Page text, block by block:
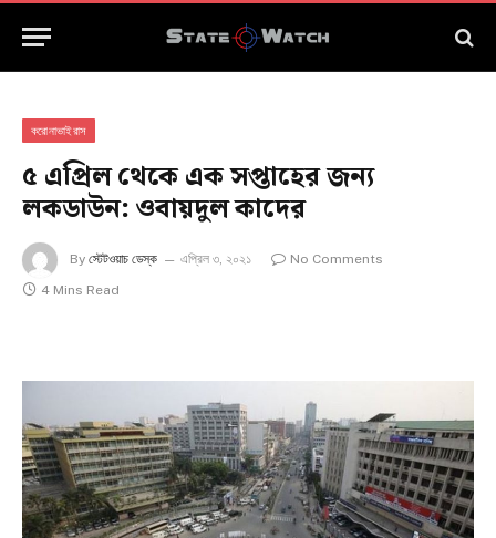
করোনাভাইরাস
৫ এপ্রিল থেকে এক সপ্তাহের জন্য
লকডাউন: ওবায়দুল কাদের
By স্টেটওয়াচ ডেস্ক এপ্রিল ৩, ২০২১
No Comments
4 Mins Read